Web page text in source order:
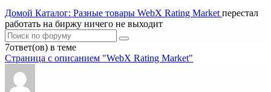
Домой Каталог: Разные товары WebX Rating Market перестал
работать на биржу ничего не выходит
7ответ(ов) в теме
Страница c описанием "WebX Rating Market"